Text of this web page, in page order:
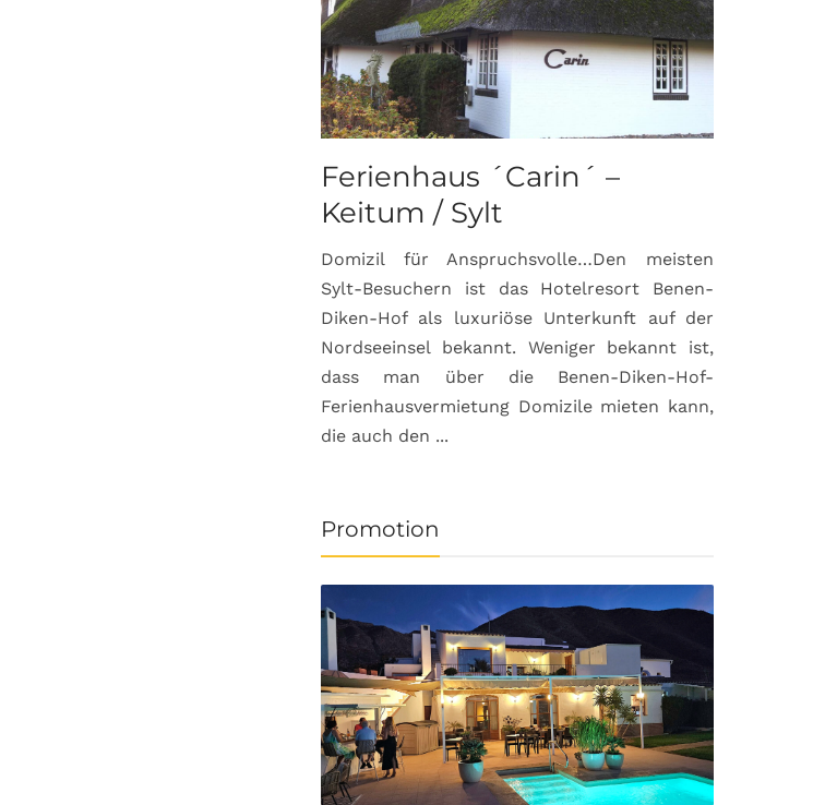
Ferienhaus ´Carin´ –
Keitum / Sylt
Domizil für Anspruchsvolle…Den meisten
Sylt-Besuchern ist das Hotelresort Benen-
Diken-Hof als luxuriöse Unterkunft auf der
Nordseeinsel bekannt. Weniger bekannt ist,
dass man über die Benen-Diken-Hof-
Ferienhausvermietung Domizile mieten kann,
die auch den ...
Promotion